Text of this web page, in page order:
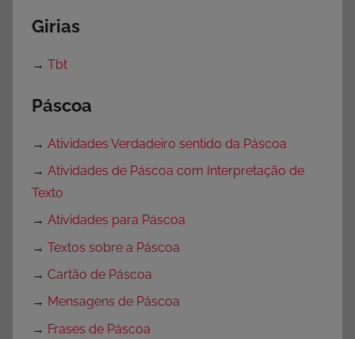
Girias
→ Tbt
Páscoa
→ Atividades Verdadeiro sentido da Páscoa
→ Atividades de Páscoa com Interpretação de
Texto
→ Atividades para Páscoa
→ Textos sobre a Páscoa
→ Cartão de Páscoa
→ Mensagens de Páscoa
→ Frases de Páscoa